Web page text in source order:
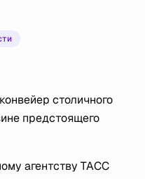
столичного
предстоящего
агентству ТАСС